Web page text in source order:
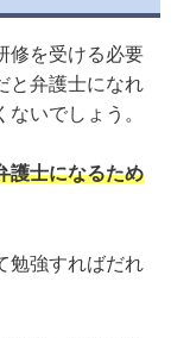
修を受ける必要
と弁護士になれ
いでしょう。
護士になるため
勉強すればだれ